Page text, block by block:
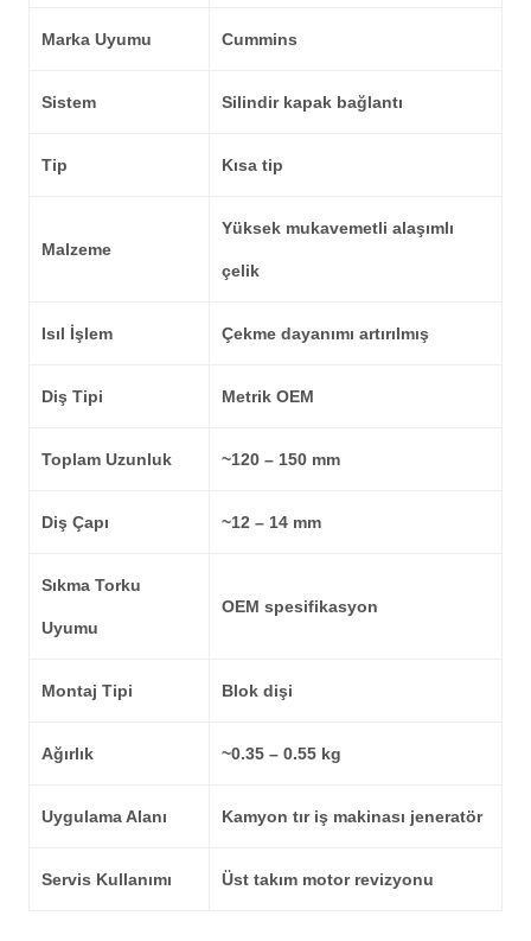
Marka Uyumu Cummins
Sistem Silindir kapak bağlantı
Tip Kısa tip
Malzeme
Yüksek mukavemetli alaşımlı
çelik
Isıl İşlem Çekme dayanımı artırılmış
Diş Tipi Metrik OEM
Toplam Uzunluk ~120 – 150 mm
Diş Çapı ~12 – 14 mm
Sıkma Torku
Uyumu
OEM spesifikasyon
Montaj Tipi Blok dişi
Ağırlık ~0.35 – 0.55 kg
Uygulama Alanı Kamyon tır iş makinası jeneratör
Servis Kullanımı Üst takım motor revizyonu